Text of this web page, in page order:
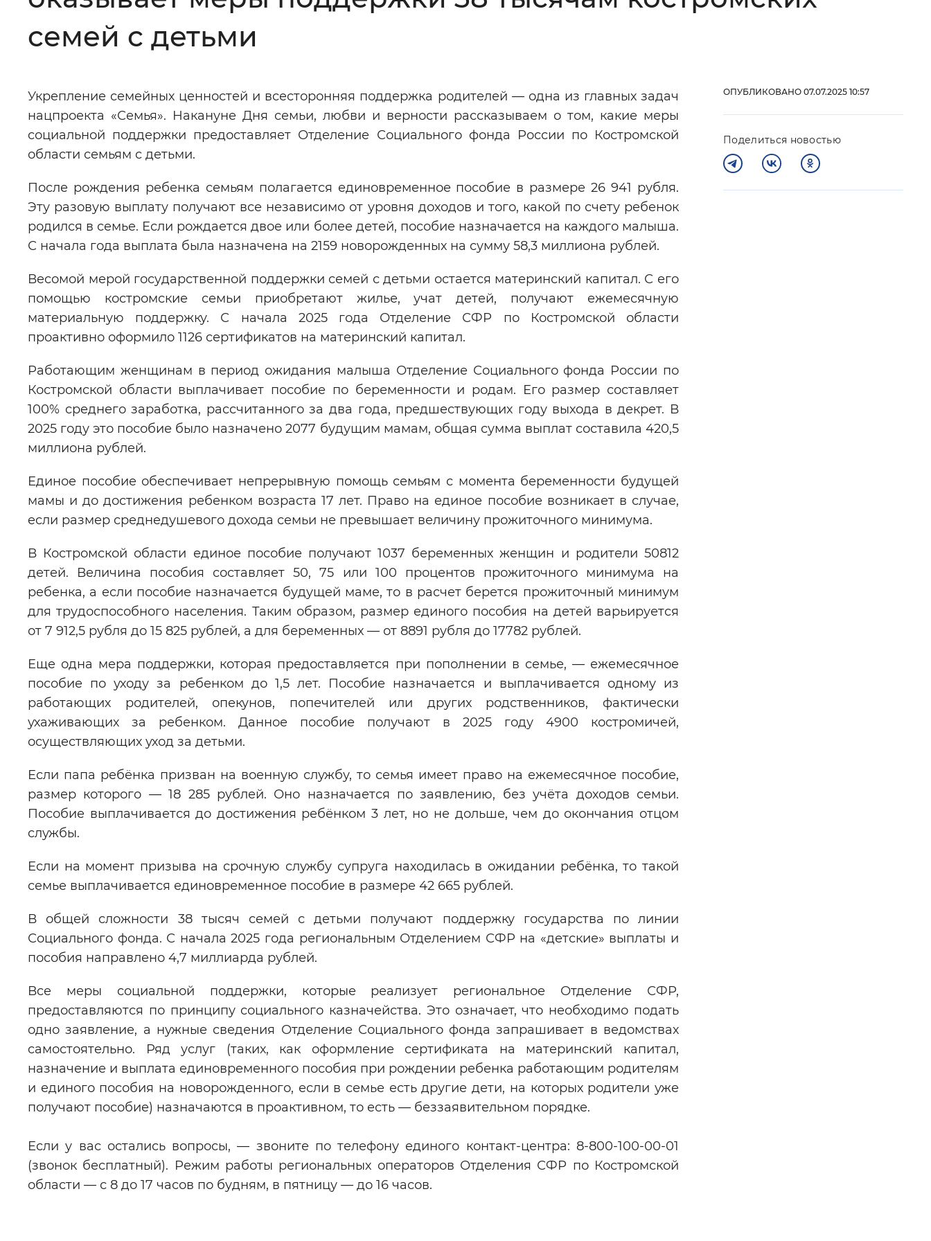
Звуковой ассистент: Воспроизвести Остановить Повторить
Вернуть стандартные настройки
семей с детьми
Укрепление семейных ценностей и всесторонняя поддержка родителей — одна из главных задач
нацпроекта «Семья». Накануне Дня семьи, любви и верности рассказываем о том, какие меры
социальной поддержки предоставляет Отделение Социального фонда России по Костромской
области семьям с детьми.
После рождения ребенка семьям полагается единовременное пособие в размере 26 941 рубля.
Эту разовую выплату получают все независимо от уровня доходов и того, какой по счету ребенок
родился в семье. Если рождается двое или более детей, пособие назначается на каждого малыша.
С начала года выплата была назначена на 2159 новорожденных на сумму 58,3 миллиона рублей.
Весомой мерой государственной поддержки семей с детьми остается материнский капитал. С его
помощью костромские семьи приобретают жилье, учат детей, получают ежемесячную
материальную поддержку. С начала 2025 года Отделение СФР по Костромской области
проактивно оформило 1126 сертификатов на материнский капитал.
Работающим женщинам в период ожидания малыша Отделение Социального фонда России по
Костромской области выплачивает пособие по беременности и родам. Его размер составляет
100% среднего заработка, рассчитанного за два года, предшествующих году выхода в декрет. В
2025 году это пособие было назначено 2077 будущим мамам, общая сумма выплат составила 420,5
миллиона рублей.
Единое пособие обеспечивает непрерывную помощь семьям с момента беременности будущей
мамы и до достижения ребенком возраста 17 лет. Право на единое пособие возникает в случае,
если размер среднедушевого дохода семьи не превышает величину прожиточного минимума.
В Костромской области единое пособие получают 1037 беременных женщин и родители 50812
детей. Величина пособия составляет 50, 75 или 100 процентов прожиточного минимума на
ребенка, а если пособие назначается будущей маме, то в расчет берется прожиточный минимум
для трудоспособного населения. Таким образом, размер единого пособия на детей варьируется
от 7 912,5 рубля до 15 825 рублей, а для беременных — от 8891 рубля до 17782 рублей.
Еще одна мера поддержки, которая предоставляется при пополнении в семье, — ежемесячное
пособие по уходу за ребенком до 1,5 лет. Пособие назначается и выплачивается одному из
работающих родителей, опекунов, попечителей или других родственников, фактически
ухаживающих за ребенком. Данное пособие получают в 2025 году 4900 костромичей,
осуществляющих уход за детьми.
Если папа ребёнка призван на военную службу, то семья имеет право на ежемесячное пособие,
размер которого — 18 285 рублей. Оно назначается по заявлению, без учёта доходов семьи.
Пособие выплачивается до достижения ребёнком 3 лет, но не дольше, чем до окончания отцом
службы.
Если на момент призыва на срочную службу супруга находилась в ожидании ребёнка, то такой
семье выплачивается единовременное пособие в размере 42 665 рублей.
В общей сложности 38 тысяч семей с детьми получают поддержку государства по линии
Социального фонда. С начала 2025 года региональным Отделением СФР на «детские» выплаты и
пособия направлено 4,7 миллиарда рублей.
Все меры социальной поддержки, которые реализует региональное Отделение СФР,
предоставляются по принципу социального казначейства. Это означает, что необходимо подать
одно заявление, а нужные сведения Отделение Социального фонда запрашивает в ведомствах
самостоятельно. Ряд услуг (таких, как оформление сертификата на материнский капитал,
назначение и выплата единовременного пособия при рождении ребенка работающим родителям
и единого пособия на новорожденного, если в семье есть другие дети, на которых родители уже
получают пособие) назначаются в проактивном, то есть — беззаявительном порядке.
Если у вас остались вопросы, — звоните по телефону единого контакт-центра: 8-800-100-00-01
(звонок бесплатный). Режим работы региональных операторов Отделения СФР по Костромской
области — с 8 до 17 часов по будням, в пятницу — до 16 часов.
ОПУБЛИКОВАНО 07.07.2025 10:57
Поделиться новостью